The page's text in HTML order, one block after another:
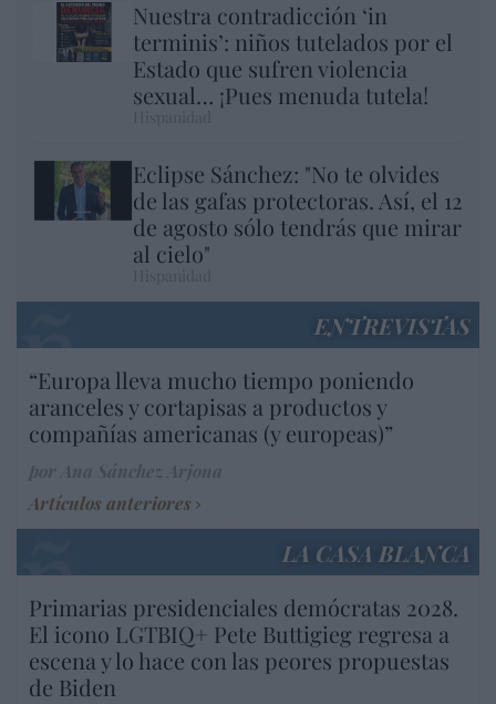
Nuestra contradicción ‘in
terminis’: niños tutelados por el
Estado que sufren violencia
sexual… ¡Pues menuda tutela!
Eclipse Sánchez: "No te olvides
de las gafas protectoras. Así, el 12
de agosto sólo tendrás que mirar
al cielo"
ENTREVISTAS
“Europa lleva mucho tiempo poniendo
aranceles y cortapisas a productos y
compañías americanas (y europeas)”
Artículos anteriores
LA CASA BLANCA
Primarias presidenciales demócratas 2028.
El icono LGTBIQ+ Pete Buttigieg regresa a
escena y lo hace con las peores propuestas
de Biden